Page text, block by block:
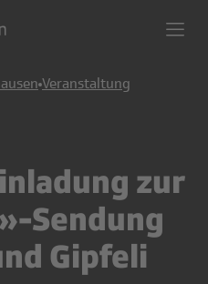
Veranstaltung
zur
Sendung
Gipfeli